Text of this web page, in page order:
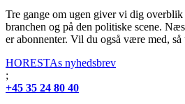
Tre gange om ugen giver vi dig
branchen og på den politiske scene.
er abonnenter. Vil du også være med,
HORESTAs nyhedsbrev
;
+45 35 24 80 40